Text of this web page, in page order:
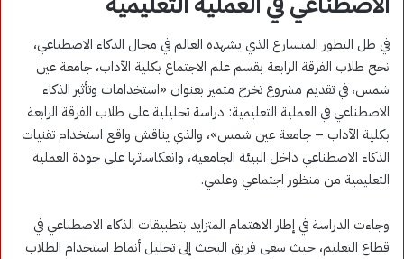
في ظل التطور المتسارع الذي يشهده العالم في مجال الذكاء الاصطناعي،
نجح طلاب الفرقة الرابعة بقسم علم الاجتماع بكلية الآداب، جامعة عين
شمس، في تقديم مشروع تخرج متميز بعنوان «استخدامات وتأثير الذكاء
الاصطناعي في العملية التعليمية: دراسة تحليلية على طلاب الفرقة الرابعة
بكلية الآداب – جامعة عين شمس»، والذي يناقش واقع استخدام تقنيات
الذكاء الاصطناعي داخل البيئة الجامعية، وانعكاساتها على جودة العملية
التعليمية من منظور اجتماعي وعلمي.
وجاءت الدراسة في إطار الاهتمام المتزايد بتطبيقات الذكاء الاصطناعي في
قطاع التعليم، حيث سعى فريق البحث إلى تحليل أنماط استخدام الطلاب